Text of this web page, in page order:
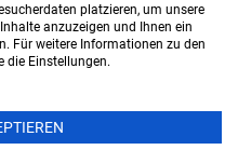
platzieren, um unsere
anzuzeigen und Ihnen ein
Für weitere Informationen zu den
die Einstellungen.